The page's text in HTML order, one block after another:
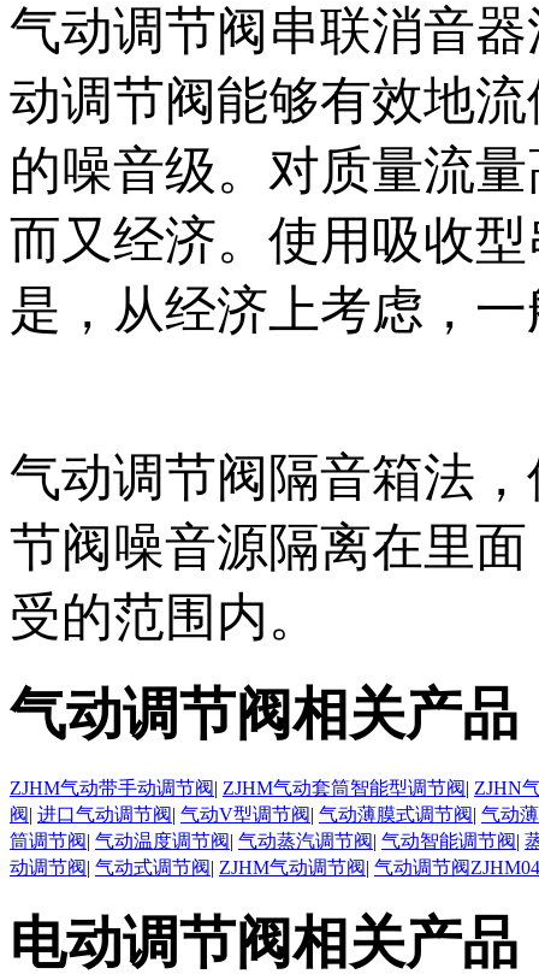
气动调节阀串联消音
动调节阀能够有效地
的噪音级。对质量流
而又经济。使用吸收
是，从经济上考虑，
气动调节阀隔音箱法
节阀噪音源隔离在里
受的范围内。
气动调节阀相关产品
ZJHM气动带手动调节阀| ZJHM气动套筒智能型调节阀| ZJHN
阀| 进口气动调节阀| 气动V型调节阀| 气动薄膜式调节阀| 气动
筒调节阀| 气动温度调节阀| 气动蒸汽调节阀| 气动智能调节阀|
动调节阀| 气动式调节阀| ZJHM气动调节阀| 气动调节阀ZJHM04
电动调节阀相关产品